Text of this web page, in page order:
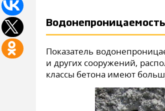
Показатель
и других сооружений,
классы бетона имеют